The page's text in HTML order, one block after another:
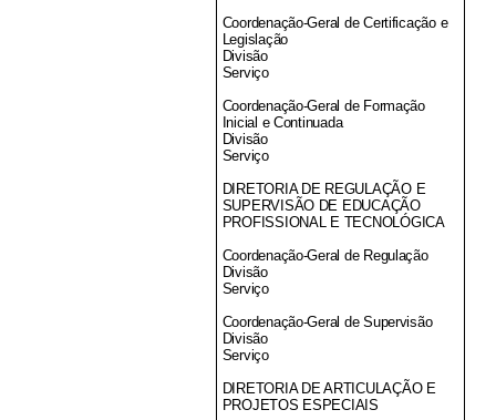
Coordenação-Geral de Certificação e
Legislação
Divisão
Serviço
Coordenação-Geral de Formação
Inicial e Continuada
Divisão
Serviço
DIRETORIA DE REGULAÇÃO E
SUPERVISÃO DE EDUCAÇÃO
PROFISSIONAL E TECNOLÓGICA
Coordenação-Geral de Regulação
Divisão
Serviço
Coordenação-Geral de Supervisão
Divisão
Serviço
DIRETORIA DE ARTICULAÇÃO E
PROJETOS ESPECIAIS